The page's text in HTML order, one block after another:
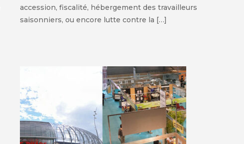
accession, fiscalité, hébergement des travailleurs
saisonniers, ou encore lutte contre la […]